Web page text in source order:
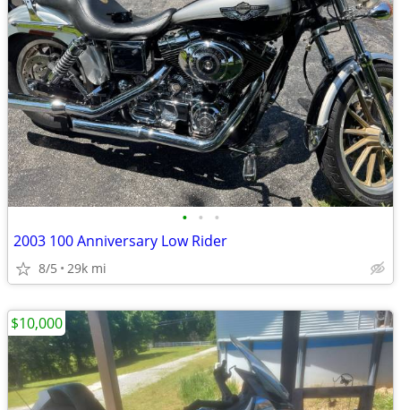
• • •
2003 100 Anniversary Low Rider
8/5 29k mi
$10,000